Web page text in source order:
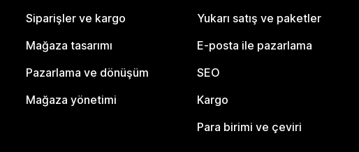
Siparişler ve kargo
Mağaza tasarımı
Pazarlama ve dönüşüm
Mağaza yönetimi
Yukarı satış ve paketler
E-posta ile pazarlama
SEO
Kargo
Para birimi ve çeviri